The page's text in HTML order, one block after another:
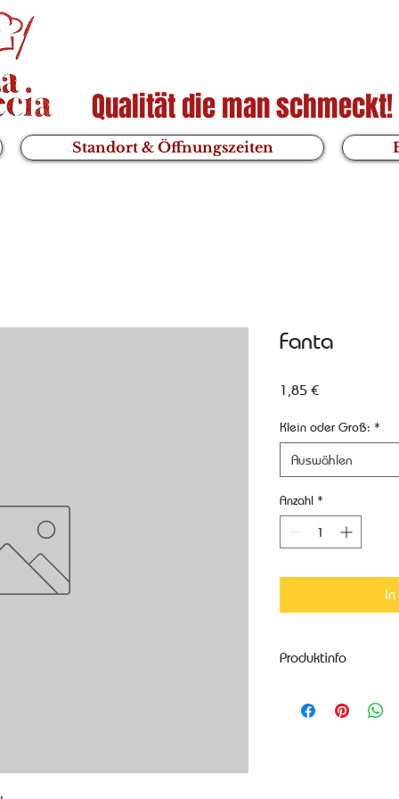
Qualität die man schmeckt!
Standort & Öffnungszeiten
Fanta
1,85 €Preis
Klein oder Groß: *
Auswählen
Anzahl *
Produktinfo